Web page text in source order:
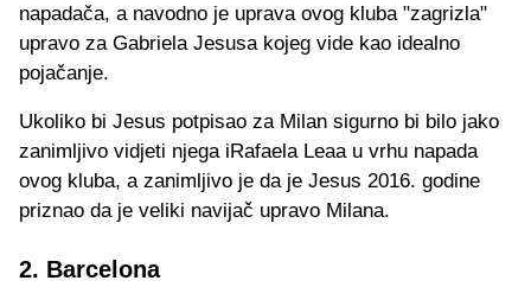
napadača, a navodno je uprava ovog kluba "zagrizla"
upravo za Gabriela Jesusa kojeg vide kao idealno
pojačanje.
Ukoliko bi Jesus potpisao za Milan sigurno bi bilo jako
zanimljivo vidjeti njega iRafaela Leaa u vrhu napada
ovog kluba, a zanimljivo je da je Jesus 2016. godine
priznao da je veliki navijač upravo Milana.
2. Barcelona